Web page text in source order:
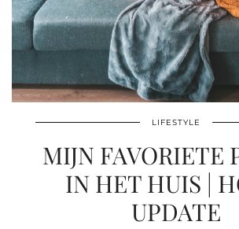
LIFESTYLE
MIJN FAVORIETE
IN HET HUIS |
UPDATE